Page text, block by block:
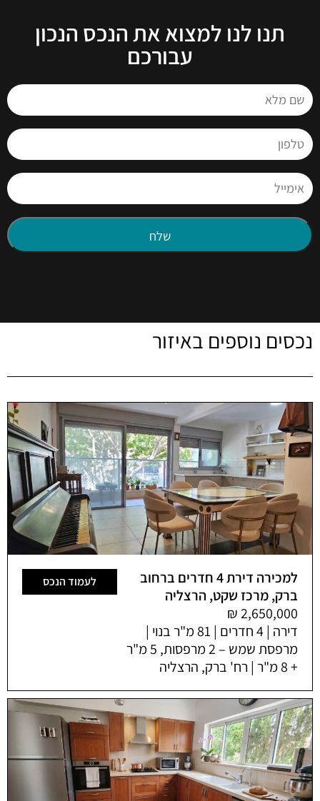
תנו לנו למצוא את הנכס הנכון
עבורכם
נכסים נוספים באיזור
למכירה דירת 4 חדרים ברחוב
ברק, מרכז שקט, הרצליה
דירה | 4 חדרים | 81 מ"ר בנוי |
מרפסת שמש – 2 מרפסות, 5 מ"ר
+ 8 מ"ר | רח' ברק, הרצליה
לעמוד הנכס